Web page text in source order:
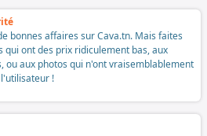
bonnes affaires sur Cava.tn. Mais faites
qui ont des prix ridiculement bas, aux
ou aux photos qui n'ont vraisemblablement
!